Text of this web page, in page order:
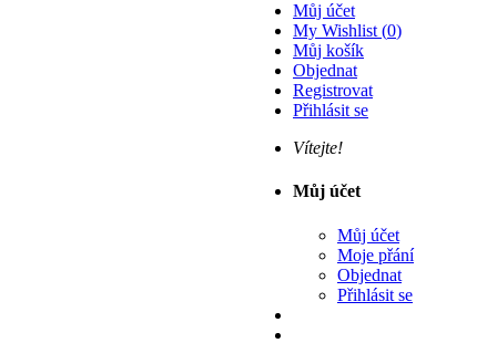
Můj účet
My Wishlist (0)
Můj košík
Objednat
Registrovat
Přihlásit se
Vítejte!
Můj účet
Můj účet
Moje přání
Objednat
Přihlásit se